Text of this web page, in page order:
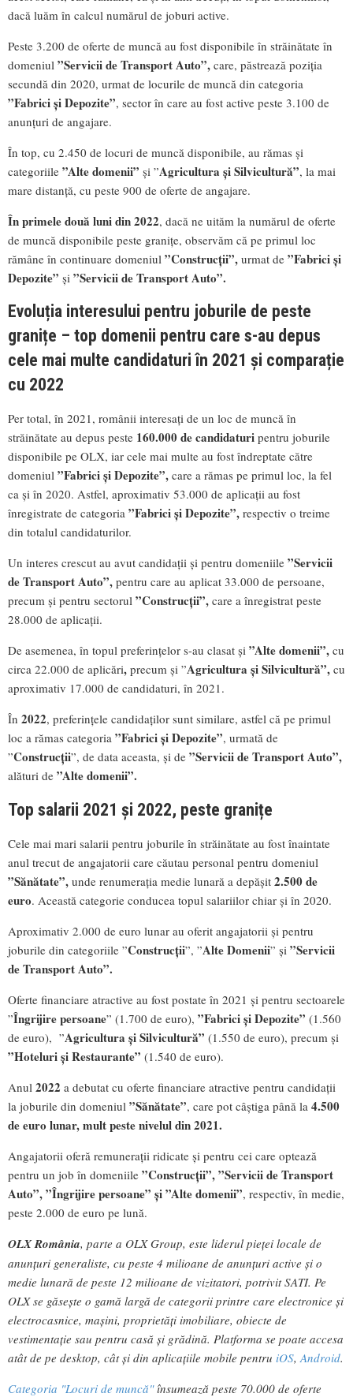
dacă luăm în calcul numărul de joburi active.
Peste 3.200 de oferte de muncă au fost disponibile în străinătate în
domeniul ”Servicii de Transport Auto”, care, păstrează poziția
secundă din 2020, urmat de locurile de muncă din categoria
”Fabrici și Depozite”, sector în care au fost active peste 3.100 de
anunțuri de angajare.
În top, cu 2.450 de locuri de muncă disponibile, au rămas și
categoriile ”Alte domenii” și ”Agricultura și Silvicultură”, la mai
mare distanță, cu peste 900 de oferte de angajare.
În primele două luni din 2022, dacă ne uităm la numărul de oferte
de muncă disponibile peste granițe, observăm că pe primul loc
rămâne în continuare domeniul ”Construcții”, urmat de ”Fabrici și
Depozite” și ”Servicii de Transport Auto”.
Evoluția interesului pentru joburile de peste
granițe – top domenii pentru care s-au depus
cele mai multe candidaturi în 2021 și comparație
cu 2022
Per total, în 2021, românii interesați de un loc de muncă în
străinătate au depus peste 160.000 de candidaturi pentru joburile
disponibile pe OLX, iar cele mai multe au fost îndreptate către
domeniul ”Fabrici și Depozite”, care a rămas pe primul loc, la fel
ca și în 2020. Astfel, aproximativ 53.000 de aplicații au fost
înregistrate de categoria ”Fabrici și Depozite”, respectiv o treime
din totalul candidaturilor.
Un interes crescut au avut candidații și pentru domeniile ”Servicii
de Transport Auto”, pentru care au aplicat 33.000 de persoane,
precum și pentru sectorul ”Construcții”, care a înregistrat peste
28.000 de aplicații.
De asemenea, în topul preferințelor s-au clasat și ”Alte domenii”, cu
circa 22.000 de aplicări, precum și ”Agricultura și Silvicultură”, cu
aproximativ 17.000 de candidaturi, în 2021.
În 2022, preferințele candidaților sunt similare, astfel că pe primul
loc a rămas categoria ”Fabrici și Depozite”, urmată de
”Construcții”, de data aceasta, și de ”Servicii de Transport Auto”,
alături de ”Alte domenii”.
Top salarii 2021 și 2022, peste granițe
Cele mai mari salarii pentru joburile în străinătate au fost înaintate
anul trecut de angajatorii care căutau personal pentru domeniul
”Sănătate”, unde renumerația medie lunară a depășit 2.500 de
euro. Această categorie conducea topul salariilor chiar și în 2020.
Aproximativ 2.000 de euro lunar au oferit angajatorii și pentru
joburile din categoriile ”Construcții”, ”Alte Domenii” și ”Servicii
de Transport Auto”.
Oferte financiare atractive au fost postate în 2021 și pentru sectoarele
”Îngrijire persoane” (1.700 de euro), ”Fabrici și Depozite” (1.560
de euro), ”Agricultura și Silvicultură” (1.550 de euro), precum și
”Hoteluri și Restaurante” (1.540 de euro).
Anul 2022 a debutat cu oferte financiare atractive pentru candidații
la joburile din domeniul ”Sănătate”, care pot câștiga până la 4.500
de euro lunar, mult peste nivelul din 2021.
Angajatorii oferă remunerații ridicate și pentru cei care optează
pentru un job în domeniile ”Construcții”, ”Servicii de Transport
Auto”, ”Îngrijire persoane” și ”Alte domenii”, respectiv, în medie,
peste 2.000 de euro pe lună.
OLX România, parte a OLX Group, este liderul pieței locale de
anunțuri generaliste, cu peste 4 milioane de anunțuri active și o
medie lunară de peste 12 milioane de vizitatori, potrivit SATI. Pe
OLX se găsește o gamă largă de categorii printre care electronice și
electrocasnice, mașini, proprietăți imobiliare, obiecte de
vestimentație sau pentru casă și grădină. Platforma se poate accesa
atât de pe desktop, cât și din aplicațiile mobile pentru iOS, Android.
Categoria "Locuri de muncă"însumează peste 70.000 de oferte